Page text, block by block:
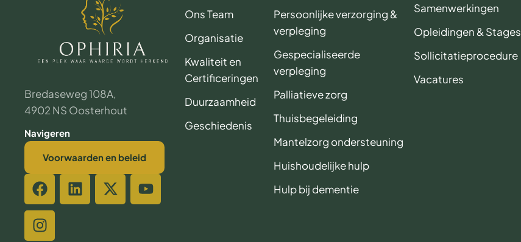
Bredaseweg 108A,
4902 NS Oosterhout
Navigeren
Voorwaarden en beleid
Ons Team
Organisatie
Kwaliteit en
Certificeringen
Duurzaamheid
Geschiedenis
Persoonlijke verzorging &
verpleging
Gespecialiseerde
verpleging
Palliatieve zorg
Thuisbegeleiding
Mantelzorg ondersteuning
Huishoudelijke hulp
Hulp bij dementie
Samenwerkingen
Opleidingen & Stages
Sollicitatieprocedure
Vacatures